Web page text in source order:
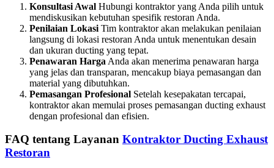
Konsultasi Awal Hubungi kontraktor yang Anda pilih untuk
mendiskusikan kebutuhan spesifik restoran Anda.
Penilaian Lokasi Tim kontraktor akan melakukan penilaian
langsung di lokasi restoran Anda untuk menentukan desain
dan ukuran ducting yang tepat.
Penawaran Harga Anda akan menerima penawaran harga
yang jelas dan transparan, mencakup biaya pemasangan dan
material yang dibutuhkan.
Pemasangan Profesional Setelah kesepakatan tercapai,
kontraktor akan memulai proses pemasangan ducting exhaust
dengan profesional dan efisien.
FAQ tentang Layanan Kontraktor Ducting Exhaust
Restoran